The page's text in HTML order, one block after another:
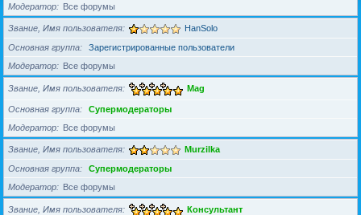
Модератор
Все форумы
Звание, Имя пользователя HanSolo
Основная группа
Зарегистрированные пользователи
Модератор
Все форумы
Звание, Имя пользователя Mag
Основная группа
Супермодераторы
Модератор
Все форумы
Звание, Имя пользователя Murzilka
Основная группа
Супермодераторы
Модератор
Все форумы
Звание, Имя пользователя Консультант